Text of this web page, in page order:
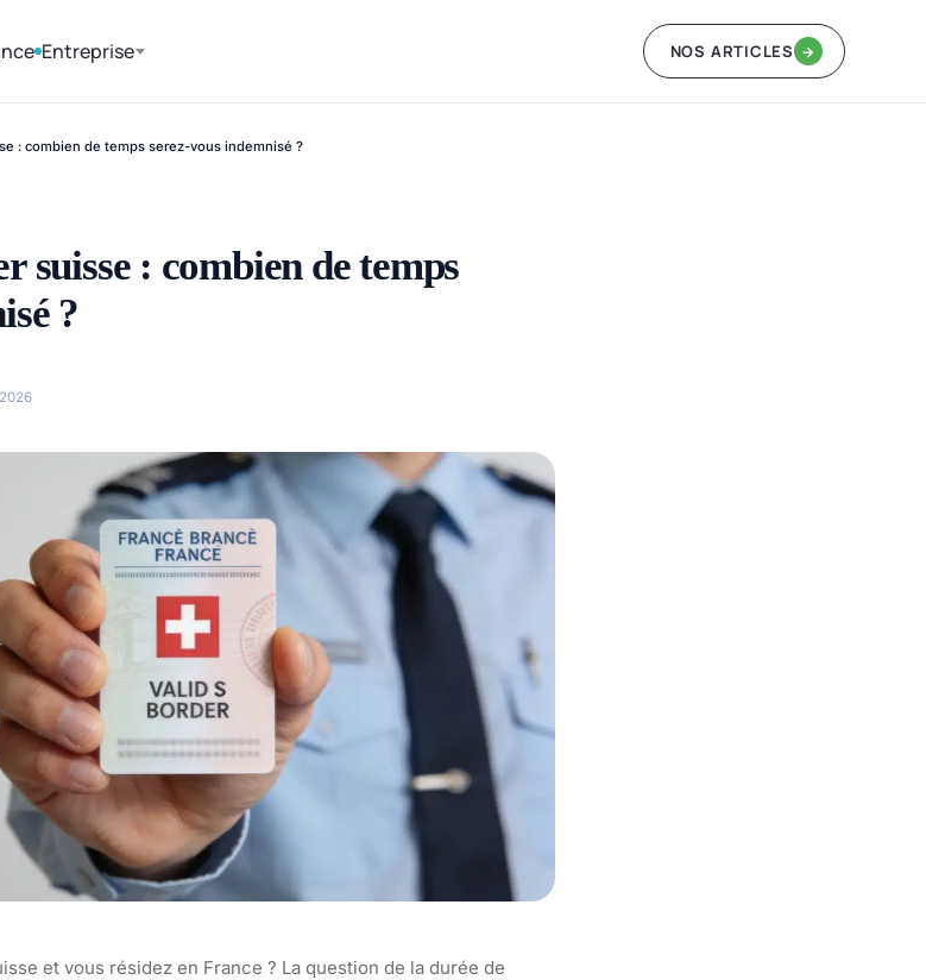
Entreprise NOS ARTICLES →
: combien de temps serez-vous indemnisé ?
suisse : combien de temps
?
et vous résidez en France ? La question de la durée de